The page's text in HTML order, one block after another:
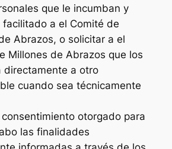
que le incumban y
facilitado a el Comité de
Abrazos, o solicitar a el
Millones de Abrazos que los
directamente a otro
cuando sea técnicamente
consentimiento otorgado para
las finalidades